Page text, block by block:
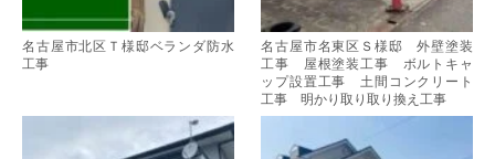
名古屋市北区Ｔ様邸ベランダ防水
工事
名古屋市名東区Ｓ様邸 外壁塗装
工事 屋根塗装工事 ボルトキャ
ップ設置工事 土間コンクリート
工事 明かり取り取り換え工事